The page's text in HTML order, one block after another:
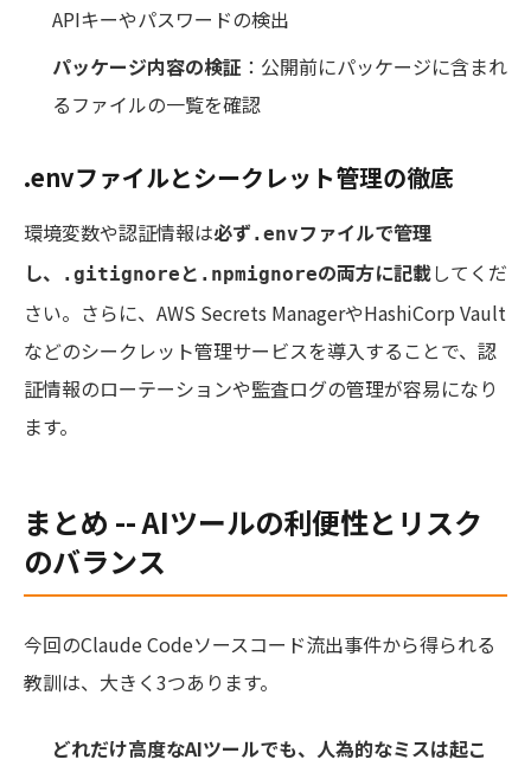
APIキーやパスワードの検出
パッケージ内容の検証 ：公開前にパッケージに含まれ
るファイルの一覧を確認
.envファイルとシークレット管理の徹底
環境変数や認証情報は必ず.envファイルで管理
し、
.gitignore と .npmignoreの両方に記載してくだ
さい。さらに、AWS Secrets ManagerやHashiCorp Vault
などのシークレット管理サービスを導入することで、認
証情報のローテーションや監査ログの管理が容易になり
ます。
まとめ -- AIツールの利便性とリスク
のバランス
今回のClaude Codeソースコード流出事件から得られる
教訓は、大きく3つあります。
どれだけ高度なAIツールでも、人為的なミスは起こ